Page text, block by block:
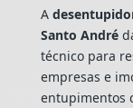
A
Santo André
técnico para
empresas e
entupimentos